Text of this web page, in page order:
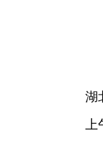
湖
上